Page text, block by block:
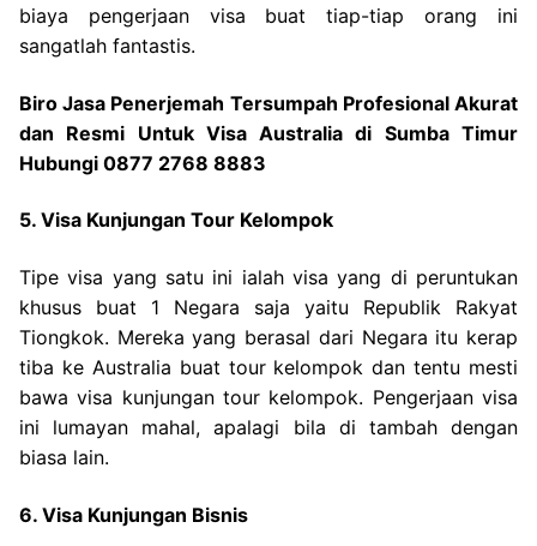
biaya pengerjaan visa buat tiap-tiap orang ini
sangatlah fantastis.
Biro Jasa Penerjemah Tersumpah Profesional Akurat
dan Resmi Untuk Visa Australia di Sumba Timur
Hubungi 0877 2768 8883
5. Visa Kunjungan Tour Kelompok
Tipe visa yang satu ini ialah visa yang di peruntukan
khusus buat 1 Negara saja yaitu Republik Rakyat
Tiongkok. Mereka yang berasal dari Negara itu kerap
tiba ke Australia buat tour kelompok dan tentu mesti
bawa visa kunjungan tour kelompok. Pengerjaan visa
ini lumayan mahal, apalagi bila di tambah dengan
biasa lain.
6. Visa Kunjungan Bisnis